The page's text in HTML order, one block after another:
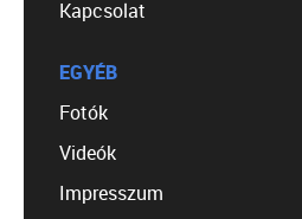
Kapcsolat
EGYÉB
Fotók
Videók
Impresszum